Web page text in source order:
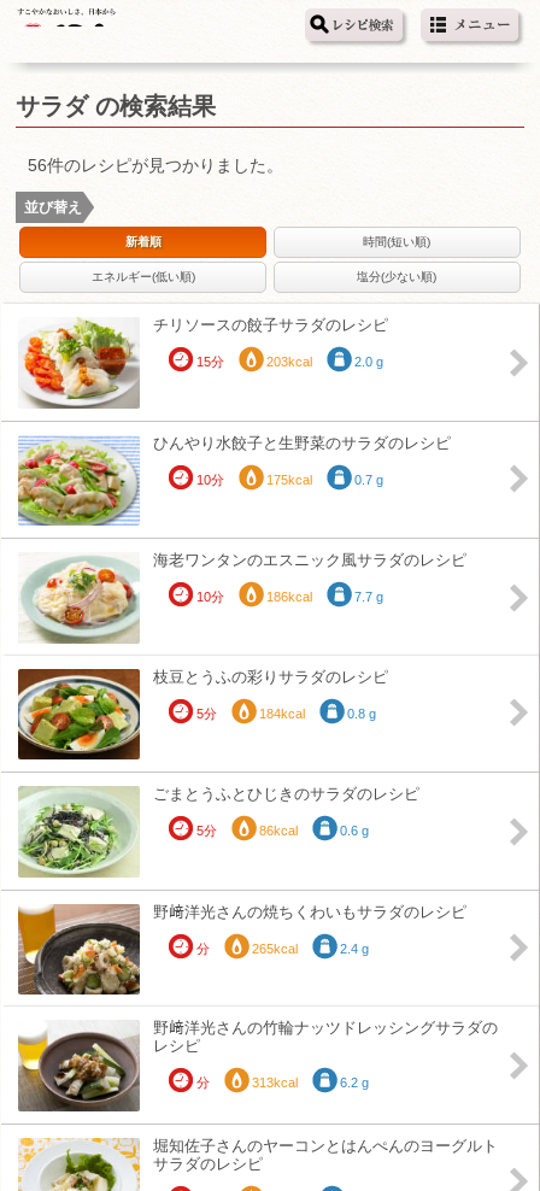
サラダ の検索結果
56件のレシピが見つかりました。
並び替え
新着順 時間(短い順)
エネルギー(低い順) 塩分(少ない順)
チリソースの餃子サラダのレシピ
15分 203kcal 2.0 g
ひんやり水餃子と生野菜のサラダのレシピ
10分 175kcal 0.7 g
海老ワンタンのエスニック風サラダのレシピ
10分 186kcal 7.7 g
枝豆とうふの彩りサラダのレシピ
5分 184kcal 0.8 g
ごまとうふとひじきのサラダのレシピ
5分 86kcal 0.6 g
野﨑洋光さんの焼ちくわいもサラダのレシピ
分 265kcal 2.4 g
野﨑洋光さんの竹輪ナッツドレッシングサラダの
レシピ
分 313kcal 6.2 g
堀知佐子さんのヤーコンとはんぺんのヨーグルト
サラダのレシピ